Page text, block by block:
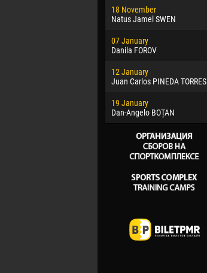
18 November
Natus Jamel SWEN
07 January
Danila FOROV
12 January
Juan Carlos PINEDA TORRES
19 January
Dan-Angelo BOȚAN